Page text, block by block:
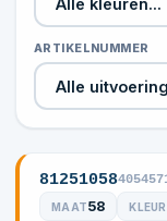
ARTIKELNUMMER
81251058
MAAT58 KLEUR